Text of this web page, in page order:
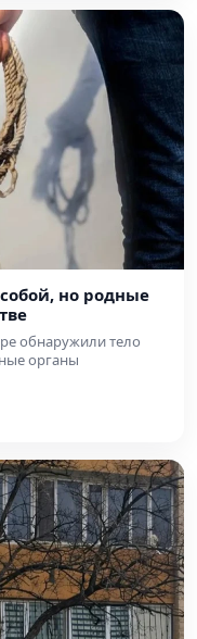
но родные
обнаружили тело
органы